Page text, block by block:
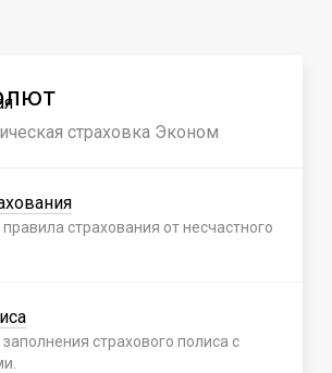
страховка Эконом
страхования от несчастного
страхового полиса с